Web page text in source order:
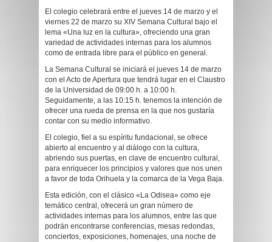
El colegio celebrará entre el jueves 14 de marzo y el
viernes 22 de marzo su XIV Semana Cultural bajo el
lema «Una luz en la cultura», ofreciendo una gran
variedad de actividades internas para los alumnos
como de entrada libre para el público en general.
La Semana Cultural se iniciará el jueves 14 de marzo
con el Acto de Apertura que tendrá lugar en el Claustro
de la Universidad de 09:00 h. a 10:00 h.
Seguidamente, a las 10:15 h. tenemos la intención de
ofrecer una rueda de prensa en la que nos gustaría
contar con su medio informativo.
El colegio, fiel a su espíritu fundacional, se ofrece
abierto al encuentro y al diálogo con la cultura,
abriendo sus puertas, en clave de encuentro cultural,
para enriquecer los principios y valores que nos unen
a favor de toda Orihuela y la comarca de la Vega Baja.
Esta edición, con el clásico «La Odisea» como eje
temático central, ofrecerá un gran número de
actividades internas para los alumnos, entre las que
podrán encontrarse conferencias, mesas redondas,
conciertos, exposiciones, homenajes, una noche de